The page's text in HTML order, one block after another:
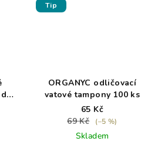
Tip
ORGANYC odličovací
vatové tampony 100 ks
65 Kč
69 Kč
(–5 %)
Skladem